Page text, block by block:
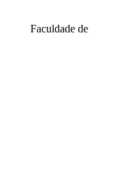
Faculdade de